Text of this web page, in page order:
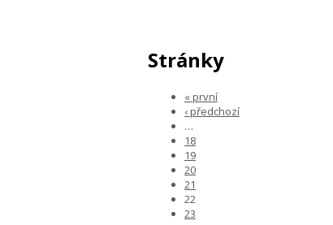
Stránky
« první
‹ předchozí
…
18
19
20
21
22
23